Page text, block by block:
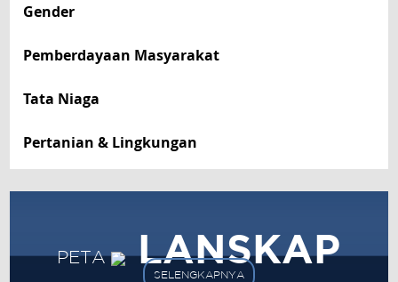
Gender
Pemberdayaan Masyarakat
Tata Niaga
Pertanian & Lingkungan
PETA LANSKAP
SELENGKAPNYA